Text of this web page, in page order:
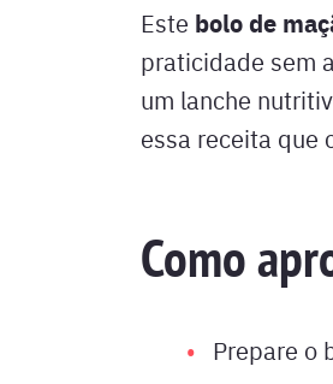
Este bolo de
praticidade sem
um lanche
essa receita que
Como
Prepare o